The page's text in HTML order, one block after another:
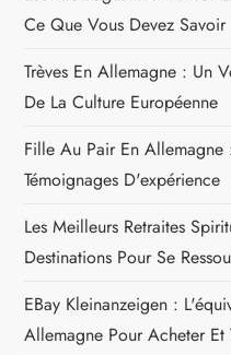
t
i
c
l
e
Ce Que Vous Devez Savoir
Trèves En Allemagne : Un
De La Culture Européenne
Fille Au Pair En Allemagne
Témoignages D'expérience
Les Meilleurs Retraites
Destinations Pour Se
EBay Kleinanzeigen :
Allemagne Pour Acheter Et